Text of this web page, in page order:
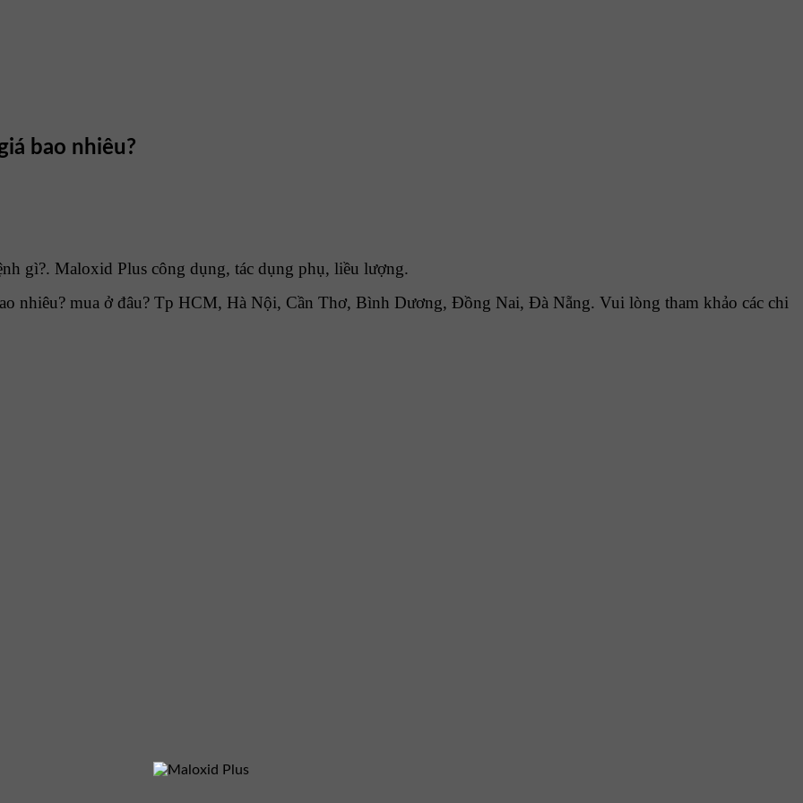
bao nhiêu?
gì?. Maloxid Plus công dụng, tác dụng phụ, liều lượng.
nhiêu? mua ở đâu? Tp HCM, Hà Nội, Cần Thơ, Bình Dương, Đồng Nai, Đà Nẵng. Vui lòng tham khảo các chi